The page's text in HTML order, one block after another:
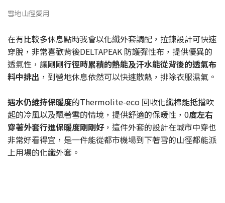
雪地山徑愛用
在有比較多休息點時我會以化纖外套調配，拉鍊設計可快速
穿脫，非常喜歡背後DELTAPEAK 防護彈性布，提供優異的
透氣性，讓剛剛行徑時累積的熱能及汗水能從背後的透氣布
料中排出 ，到營地休息依然可以快速散熱，排除衣服濕氣。
遇水仍維持保暖度的Thermolite-eco 回收化纖棉能抵擋吹
起的冷風以及飄著雪的情境，提供舒適的保暖性，0度左右
穿著外套行進保暖度剛剛好，這件外套的設計在城市中穿也
非常好看得宜，是一件能從都市機場到下著雪的山徑都能派
上用場的化纖外套。